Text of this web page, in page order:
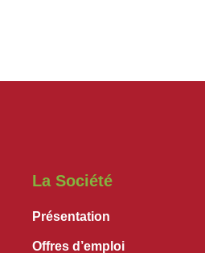
La Société
Présentation
Offres d’emploi